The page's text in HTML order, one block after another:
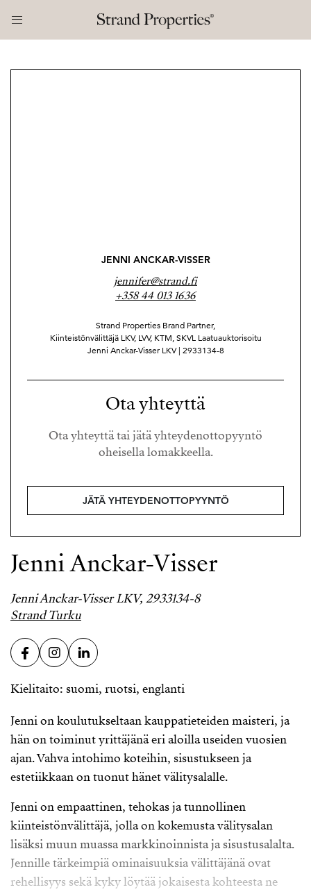
JENNI ANCKAR-VISSER
jennifer@strand.fi
+358 44 013 1636
Strand Properties Brand Partner,
Kiinteistönvälittäjä LKV, LVV, KTM, SKVL Laatuauktorisoitu
Jenni Anckar-Visser LKV | 2933134-8
Ota yhteyttä
Ota yhteyttä tai jätä yhteydenottopyyntö
oheisella lomakkeella.
JÄTÄ YHTEYDENOTTOPYYNTÖ
Jenni Anckar-Visser
Jenni Anckar-Visser LKV, 2933134-8
Strand Turku
Kielitaito: suomi, ruotsi, englanti
Jenni on koulutukseltaan kauppatieteiden maisteri, ja
hän on toiminut yrittäjänä eri aloilla useiden vuosien
ajan. Vahva intohimo koteihin, sisustukseen ja
estetiikkaan on tuonut hänet välitysalalle.
Jenni on empaattinen, tehokas ja tunnollinen
kiinteistönvälittäjä, jolla on kokemusta välitysalan
lisäksi muun muassa markkinoinnista ja sisustusalalta.
Jennille tärkeimpiä ominaisuuksia välittäjänä ovat
rehellisyys sekä kyky löytää jokaisesta kohteesta ne